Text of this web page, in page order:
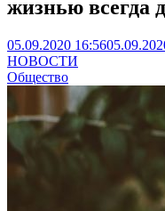
жизнью всегда
05.09.2020 16:56
НОВОСТИ
Общество